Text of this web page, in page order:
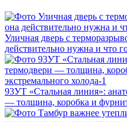
Уличная дверь с
действительно нужна и что
93УТ «Стальная линия»:
— толщина, коробка и